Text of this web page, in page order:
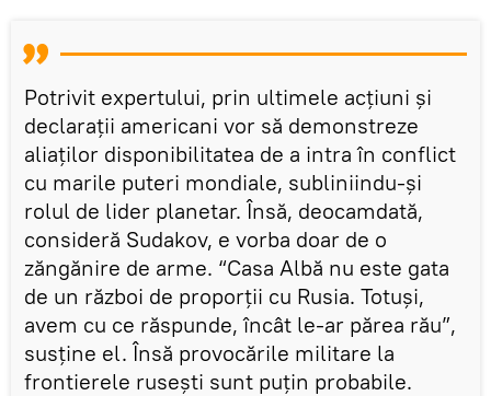
Potrivit expertului, prin ultimele acțiuni și
declarații americani vor să demonstreze
aliaților disponibilitatea de a intra în conflict
cu marile puteri mondiale, subliniindu-și
rolul de lider planetar. Însă, deocamdată,
consideră Sudakov, e vorba doar de o
zăngănire de arme. “Casa Albă nu este gata
de un război de proporții cu Rusia. Totuși,
avem cu ce răspunde, încât le-ar părea rău”,
susține el. Însă provocările militare la
frontierele rusești sunt puțin probabile.